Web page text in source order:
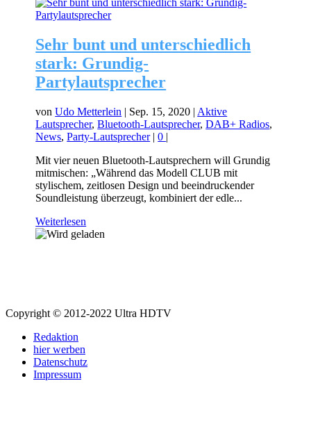
Sehr bunt und unterschiedlich
stark: Grundig-
Partylautsprecher
vonUdo Metterlein | Sep. 15, 2020 | Aktive
Lautsprecher,Bluetooth-Lautsprecher,DAB+ Radios,
News,Party-Lautsprecher|0 |
Mit vier neuen Bluetooth-Lautsprechern will Grundig
mitmischen: „Während das Modell CLUB mit
stylischem, zeitlosen Design und beeindruckender
Soundleistung überzeugt, kombiniert der edle...
Weiterlesen
Copyright © 2012-2022 Ultra HDTV
Redaktion
hier werben
Datenschutz
Impressum